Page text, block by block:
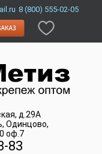
8 (800) 555-02-05
д.29А
Одинцово,
оф.7
83